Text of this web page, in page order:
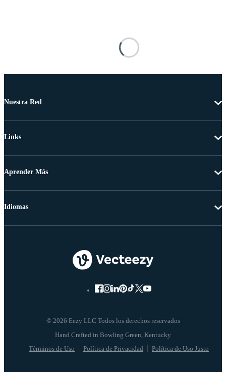
Nuestra Red
Links
Aprender Más
© 2026 Eezy LLC Todos los derechos reservados
Términos de Uso Política de Privacidad Política de Uso Justo
Idiomas